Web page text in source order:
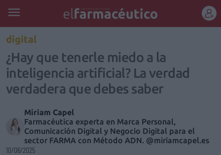
digital
¿Hay que tenerle miedo a la
inteligencia artificial? La verdad
verdadera que debes saber
Míriam Capel
Farmacéutica experta en Marca Personal,
Comunicación Digital y Negocio Digital para el
sector FARMA con Método ADN. @miriamcapel.es
10/06/2025